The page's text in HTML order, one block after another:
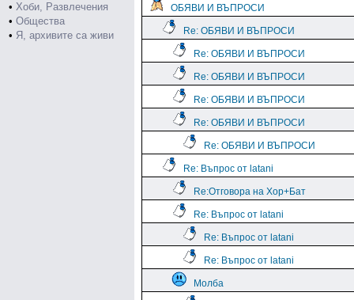
• Хоби, Развлечения
• Общества
• Я, архивите са живи
ОБЯВИ И ВЪПРОСИ
Re: ОБЯВИ И ВЪПРОСИ
Re: ОБЯВИ И ВЪПРОСИ
Re: ОБЯВИ И ВЪПРОСИ
Re: ОБЯВИ И ВЪПРОСИ
Re: ОБЯВИ И ВЪПРОСИ
Re: ОБЯВИ И ВЪПРОСИ
Re: Въпрос от latani
Re:Отговора на Хор+Бат
Re: Въпрос от latani
Re: Въпрос от latani
Re: Въпрос от latani
Молба